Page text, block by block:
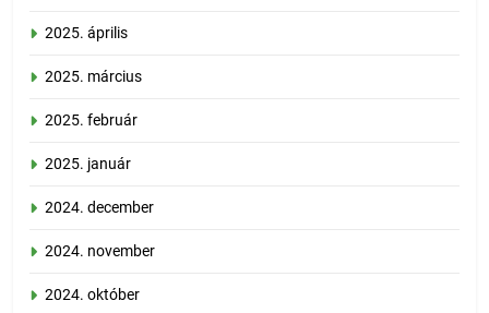
2025. április
2025. március
2025. február
2025. január
2024. december
2024. november
2024. október